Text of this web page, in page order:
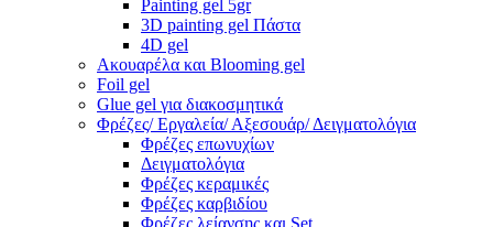
Painting gel 5gr
3D painting gel Πάστα
4D gel
Ακουαρέλα και Blooming gel
Foil gel
Glue gel για διακοσμητικά
Φρέζες/ Εργαλεία/ Αξεσουάρ/ Δειγματολόγια
Φρέζες επωνυχίων
Δειγματολόγια
Φρέζες κεραμικές
Φρέζες καρβιδίου
Φρέζες λείανσης και Set